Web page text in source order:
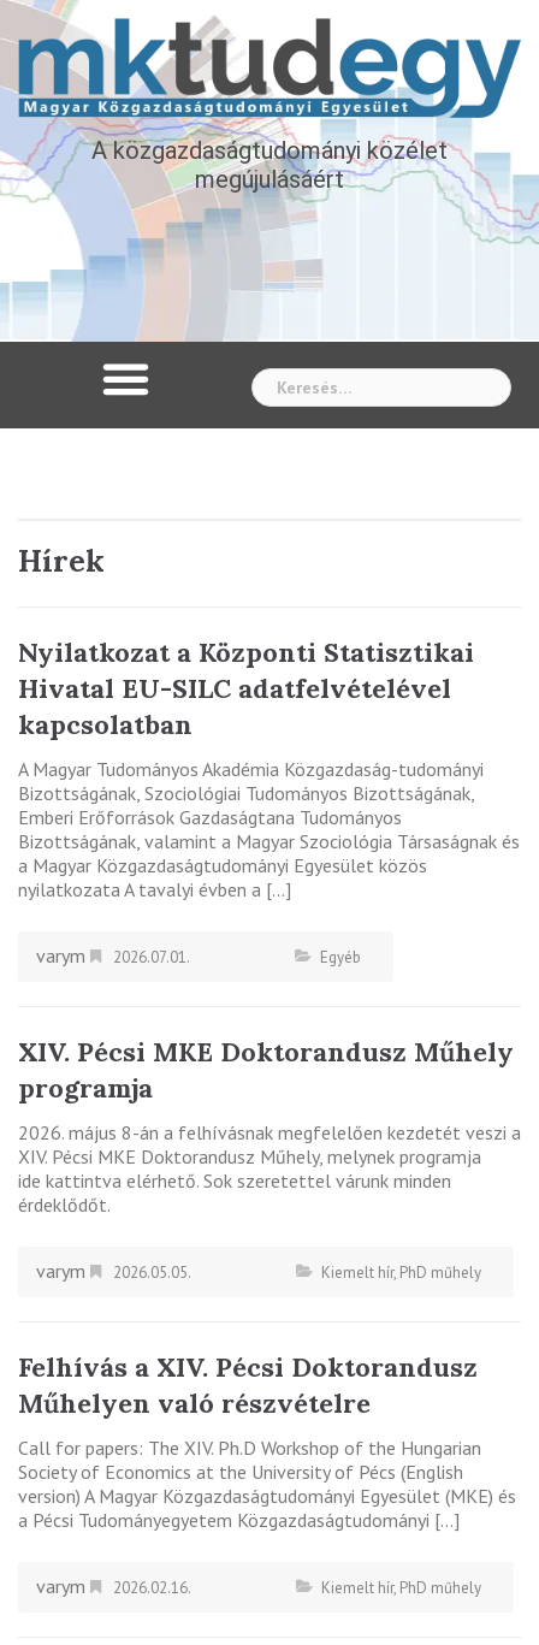
A közgazdaságtudományi közélet
megújulásáért
Hírek
Nyilatkozat a Központi Statisztikai
Hivatal EU-SILC adatfelvételével
kapcsolatban
A Magyar Tudományos Akadémia Közgazdaság-tudományi
Bizottságának, Szociológiai Tudományos Bizottságának,
Emberi Erőforrások Gazdaságtana Tudományos
Bizottságának, valamint a Magyar Szociológia Társaságnak és
a Magyar Közgazdaságtudományi Egyesület közös
nyilatkozata A tavalyi évben a […]
varym 2026.07.01. Egyéb
XIV. Pécsi MKE Doktorandusz Műhely
programja
2026. május 8-án a felhívásnak megfelelően kezdetét veszi a
XIV. Pécsi MKE Doktorandusz Műhely, melynek programja
ide kattintva elérhető. Sok szeretettel várunk minden
érdeklődőt.
varym 2026.05.05. Kiemelt hír, PhD műhely
Felhívás a XIV. Pécsi Doktorandusz
Műhelyen való részvételre
Call for papers: The XIV. Ph.D Workshop of the Hungarian
Society of Economics at the University of Pécs (English
version) A Magyar Közgazdaságtudományi Egyesület (MKE) és
a Pécsi Tudományegyetem Közgazdaságtudományi […]
varym 2026.02.16. Kiemelt hír, PhD műhely